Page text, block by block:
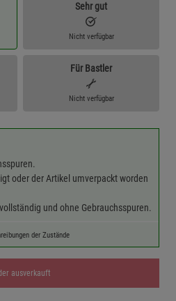
Sehr gut
Nicht verfügbar
Für Bastler
Nicht verfügbar
oder der Artikel umverpackt worden
und ohne Gebrauchsspuren.
der Zustände
ausverkauft